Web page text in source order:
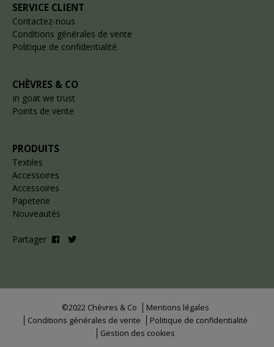
SERVICE CLIENT
Contactez-nous
Conditions générales de vente
Politique de confidentialité
CHÈVRES & CO
In goat we trust
Points de vente
PRODUITS
Textiles
Accessoires
Accessoires
Papeterie
Nouveautés
Partager
©2022 Chèvres & Co
Mentions légales
Conditions générales de vente
Politique de confidentialité
Gestion des cookies